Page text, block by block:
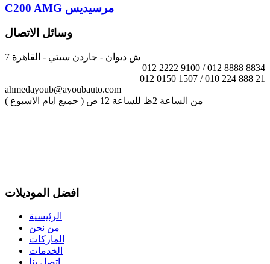
C200 AMG مرسيديس
وسائل الاتصال
7 ش ديوان - جاردن سيتي - القاهرة
012 2222 9100 / 012 8888 8834
012 0150 1507 / 010 224 888 21
ahmedayoub@ayoubauto.com
( جميع ايام الاسبوع ) من الساعة 2ظ للساعة 12 ص
افضل الموديلات
الرئيسية
من نحن
الماركات
الخدمات